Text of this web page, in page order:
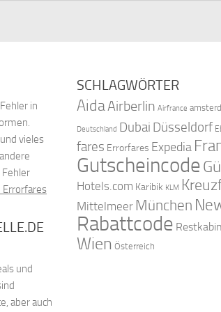
in
vieles
Fehler
und
aber auch
SCHLAGWÖRTER
AidaAirberlin Airfrance
Deutschland Dubai Düsseldorf
fares Errorfares Expedia
Gutscheincode
Hotels.com Karibik KLM
Mittelmeer München
Rabattcode
Wien Österreich